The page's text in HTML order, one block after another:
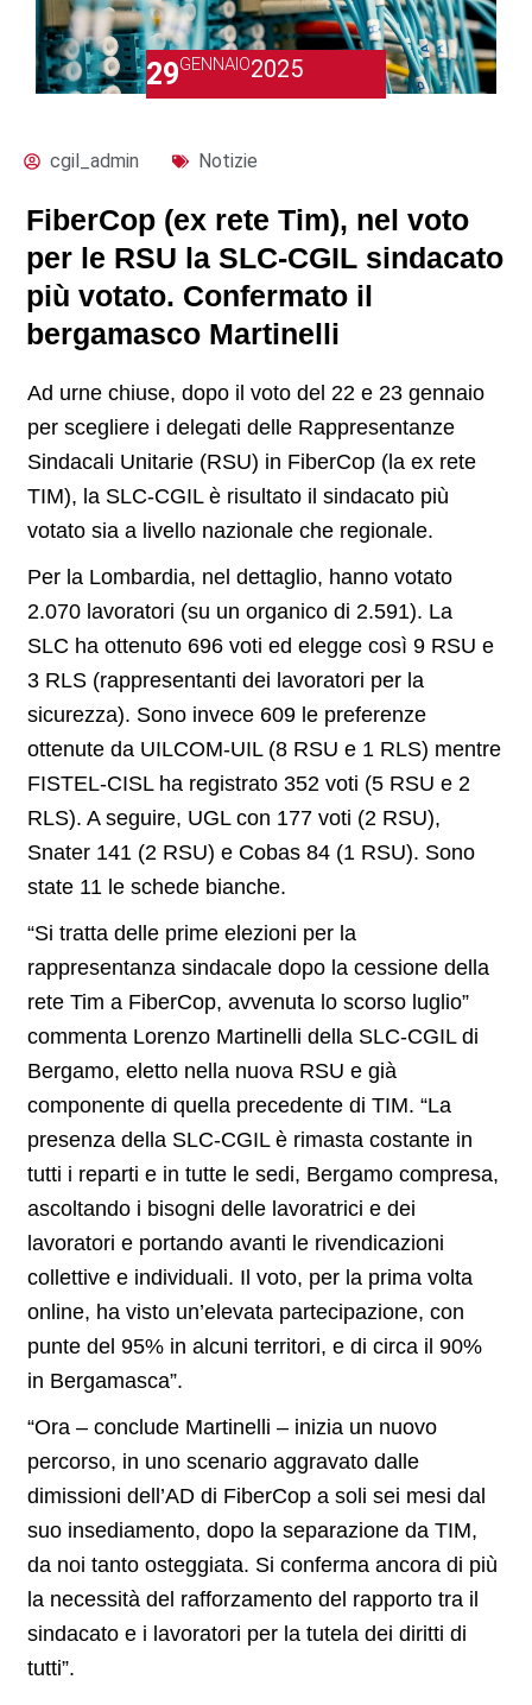
29GENNAIO2025
cgil_admin Notizie
FiberCop (ex rete Tim), nel voto
per le RSU la SLC-CGIL sindacato
più votato. Confermato il
bergamasco Martinelli
Ad urne chiuse, dopo il voto del 22 e 23 gennaio
per scegliere i delegati delle Rappresentanze
Sindacali Unitarie (RSU) in FiberCop (la ex rete
TIM), la SLC-CGIL è risultato il sindacato più
votato sia a livello nazionale che regionale.
Per la Lombardia, nel dettaglio, hanno votato
2.070 lavoratori (su un organico di 2.591). La
SLC ha ottenuto 696 voti ed elegge così 9 RSU e
3 RLS (rappresentanti dei lavoratori per la
sicurezza). Sono invece 609 le preferenze
ottenute da UILCOM-UIL (8 RSU e 1 RLS) mentre
FISTEL-CISL ha registrato 352 voti (5 RSU e 2
RLS). A seguire, UGL con 177 voti (2 RSU),
Snater 141 (2 RSU) e Cobas 84 (1 RSU). Sono
state 11 le schede bianche.
“Si tratta delle prime elezioni per la
rappresentanza sindacale dopo la cessione della
rete Tim a FiberCop, avvenuta lo scorso luglio”
commenta Lorenzo Martinelli della SLC-CGIL di
Bergamo, eletto nella nuova RSU e già
componente di quella precedente di TIM. “La
presenza della SLC-CGIL è rimasta costante in
tutti i reparti e in tutte le sedi, Bergamo compresa,
ascoltando i bisogni delle lavoratrici e dei
lavoratori e portando avanti le rivendicazioni
collettive e individuali. Il voto, per la prima volta
online, ha visto un’elevata partecipazione, con
punte del 95% in alcuni territori, e di circa il 90%
in Bergamasca”.
“Ora – conclude Martinelli – inizia un nuovo
percorso, in uno scenario aggravato dalle
dimissioni dell’AD di FiberCop a soli sei mesi dal
suo insediamento, dopo la separazione da TIM,
da noi tanto osteggiata. Si conferma ancora di più
la necessità del rafforzamento del rapporto tra il
sindacato e i lavoratori per la tutela dei diritti di
tutti”.